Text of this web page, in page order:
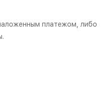
платежом, либо